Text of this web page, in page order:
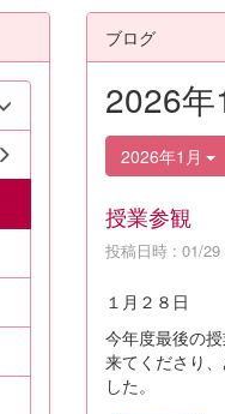
ブログ
2026
2026年1月
授業参観
投稿日時 : 01/29
１月２８日
今年度最後の
来てくださり
した。